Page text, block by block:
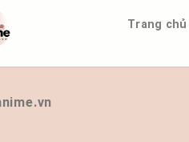
Trang chủ